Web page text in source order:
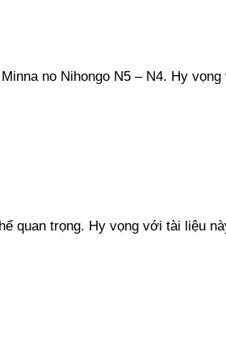
no Nihongo N5 – N4. Hy
quan trọng. Hy vọng với tài liệu